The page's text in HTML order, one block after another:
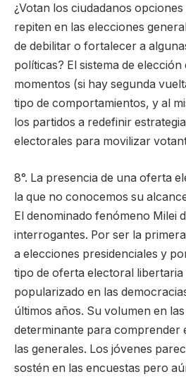
¿Votan los ciudadanos opciones
repiten en las elecciones
de debilitar o fortalecer a
políticas? El sistema de elección
momentos (si hay segunda
tipo de comportamientos, y al
los partidos a redefinir
electorales para movilizar
8°. La presencia de una oferta
la que no conocemos su
El denominado fenómeno Milei
interrogantes. Por ser la
a elecciones presidenciales y
tipo de oferta electoral libertaria
popularizado en las
últimos años. Su volumen en las
determinante para comprender
las generales. Los jóvenes
sostén en las encuestas pero